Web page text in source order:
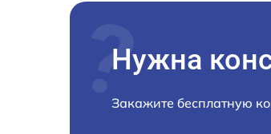
Нужна
Закажите бесплатную